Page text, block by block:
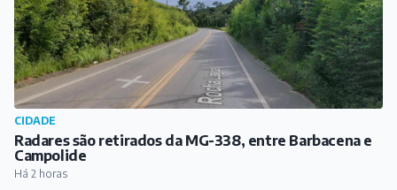
CIDADE
Radares são retirados da MG-338, entre Barbacena e
Campolide
Há 2 horas